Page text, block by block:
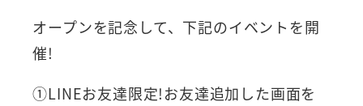
オープンを記念して、下記のイベントを開
催!
①LINEお友達限定!お友達追加した画面を